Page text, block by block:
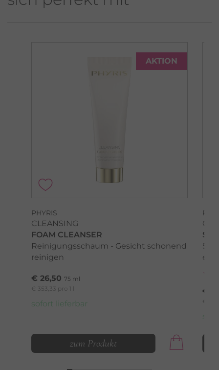
AKTION
PHYRIS
CLEANSING
FOAM CLEANSER
Reinigungsschaum - Gesicht schonend
reinigen
€ 26,50 75 ml
€ 353,33 pro 1 l
sofort lieferbar
zum Produkt
€
€